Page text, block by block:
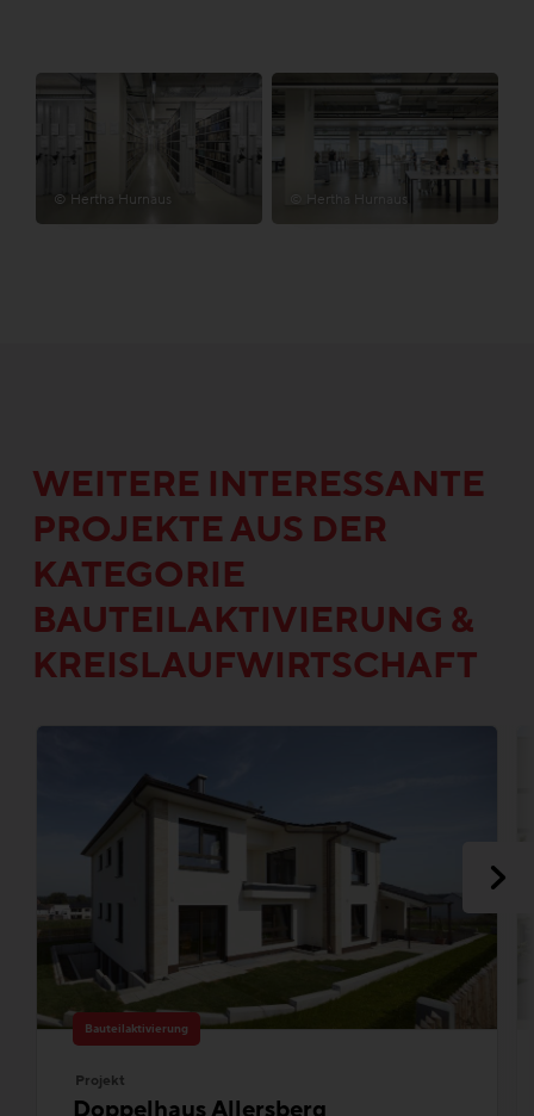
© Hertha Hurnaus © Hertha Hurnaus
WEITERE INTERESSANTE
PROJEKTE AUS DER
KATEGORIE
BAUTEILAKTIVIERUNG &
KREISLAUFWIRTSCHAFT
Bauteilaktivierung
Projekt